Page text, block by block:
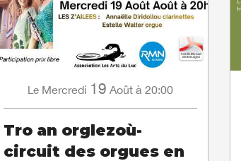
Le Mercredi 19 Août à 20:00
Tro an orglezoù-
circuit des orgues en